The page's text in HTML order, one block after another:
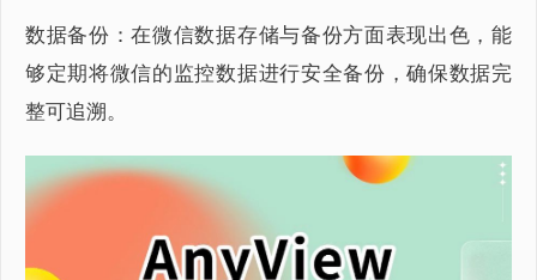
数据备份：在微信数据存储与备份方面表现出色，能
够定期将微信的监控数据进行安全备份，确保数据完
整可追溯。